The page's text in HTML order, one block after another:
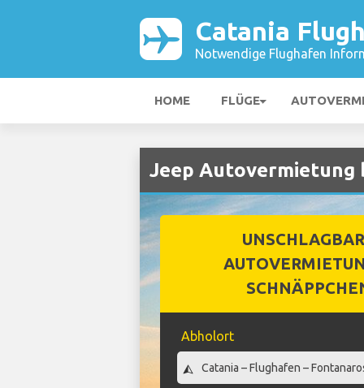
Catania
Notwendige Flughafen
HOME FLÜGE
Jeep Autovermietung
Abholort